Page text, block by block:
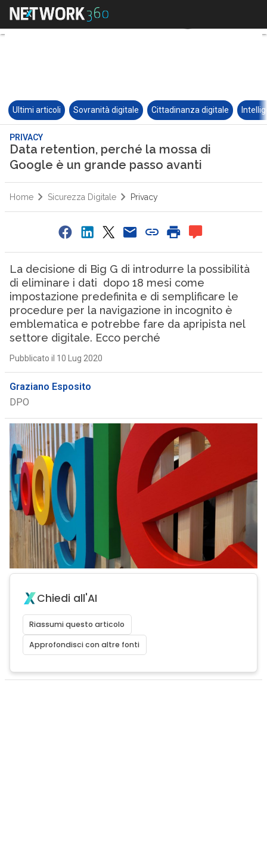
Ultimi articoli Sovranità digitale Cittadinanza digitale
PRIVACY
Data retention, perché la mossa di
Google è un grande passo avanti
Home Sicurezza Digitale Privacy
La decisione di Big G di introdurre la possibilità
di eliminare i dati dopo 18 mesi come
impostazione predefinita e di semplificare le
procedure per la navigazione in incognito è
emblematica e potrebbe fare da apripista nel
settore digitale. Ecco perché
Pubblicato il 10 Lug 2020
Graziano Esposito
DPO
Chiedi all'AI
Riassumi questo articolo
Approfondisci con altre fonti